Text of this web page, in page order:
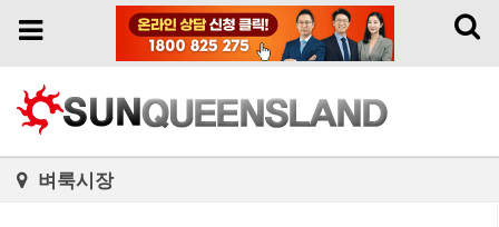
Toggle
Toggle
벼룩시장